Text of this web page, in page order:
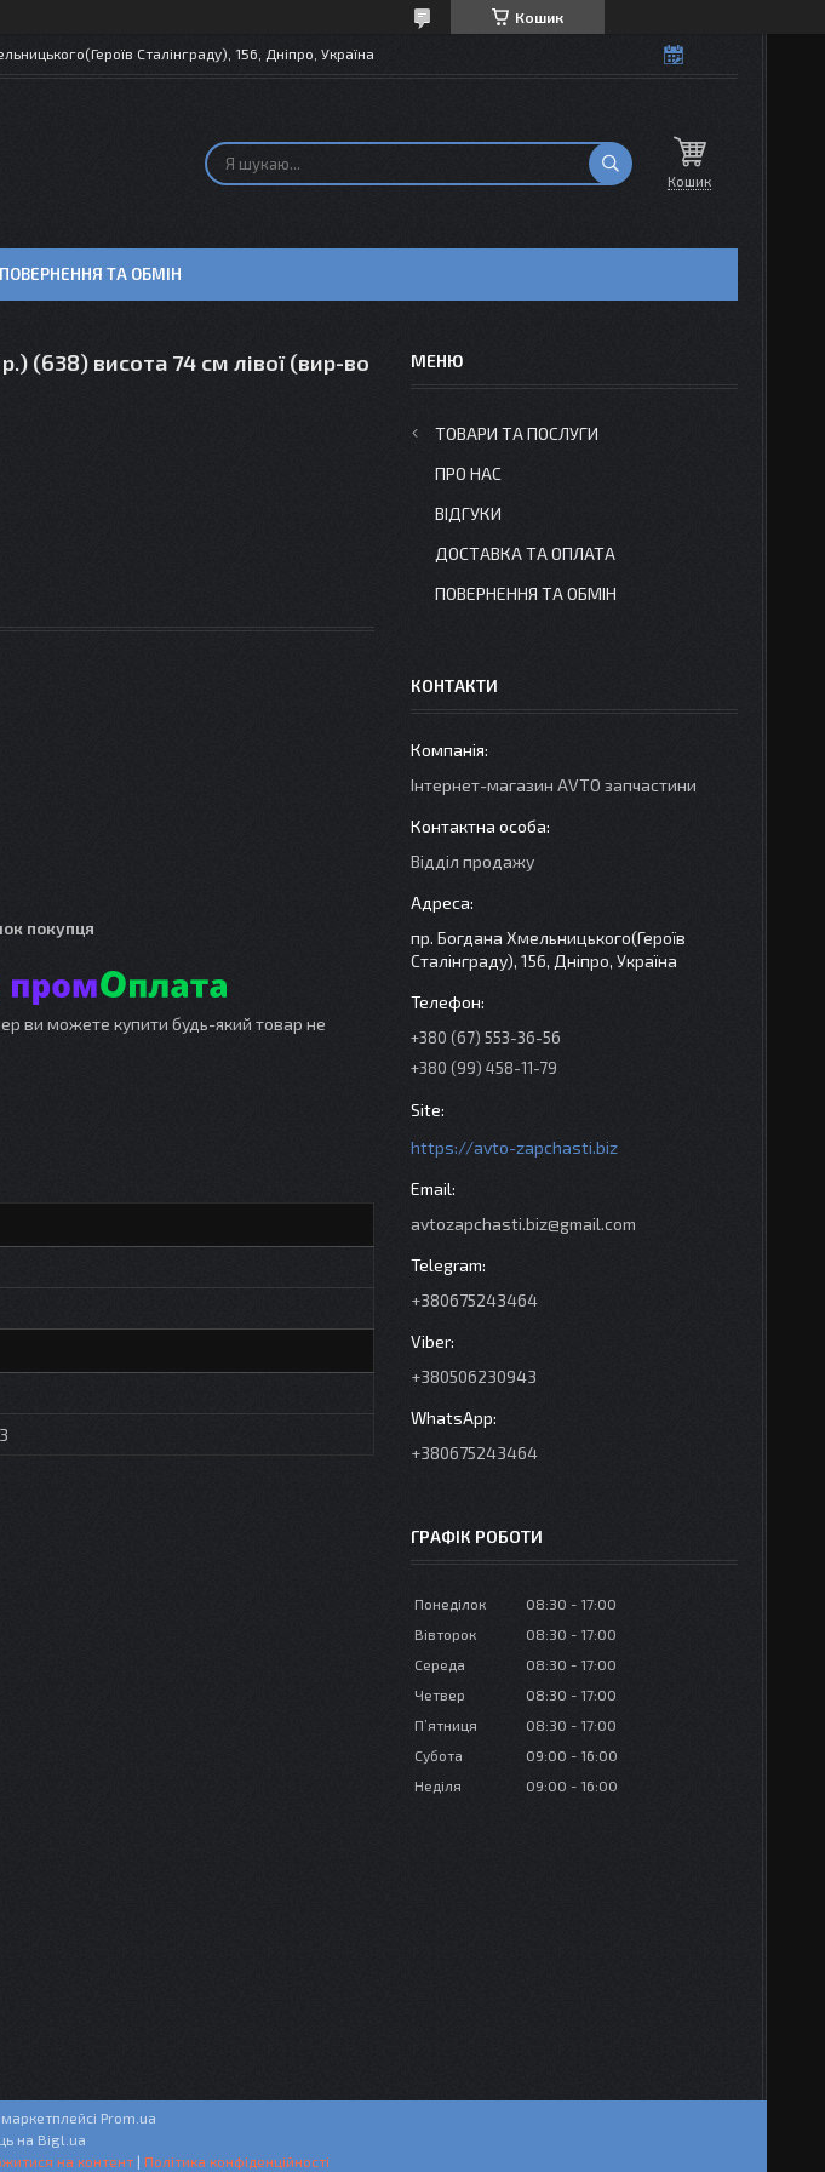
Кошик
Сталінграду), 156, Дніпро, Україна
Кошик
ПОВЕРНЕННЯ ТА ОБМІН
(638) висота 74 см лівої (вир-во
покупця
ви можете купити будь-який товар не
ТОВАРИ ТА ПОСЛУГИ
ПРО НАС
ВІДГУКИ
ДОСТАВКА ТА ОПЛАТА
ПОВЕРНЕННЯ ТА ОБМІН
КОНТАКТИ
Інтернет-магазин AVTO запчастини
Відділ продажу
пр. Богдана Хмельницького(Героїв
Сталінграду), 156, Дніпро, Україна
+380 (67) 553-36-56
+380 (99) 458-11-79
https://avto-zapchasti.biz
avtozapchasti.biz@gmail.com
+380675243464
+380506230943
+380675243464
ГРАФІК РОБОТИ
Понеділок 08:30
17:00
Вівторок
08:30
17:00
Середа
08:30
17:00
Четвер
08:30
17:00
Пʼятниця
08:30
17:00
Субота
09:00
16:00
Неділя
09:00 16:00
Prom.ua
на Bigl.ua
на контент | Політика конфіденційності